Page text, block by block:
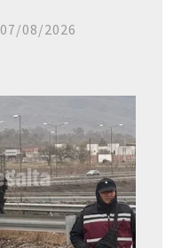
07/08/2026